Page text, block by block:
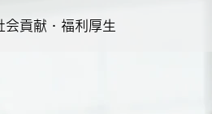
会貢献・福利厚生